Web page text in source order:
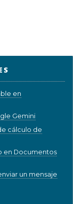
en
Gemini
cálculo de
en Documentos
un mensaje